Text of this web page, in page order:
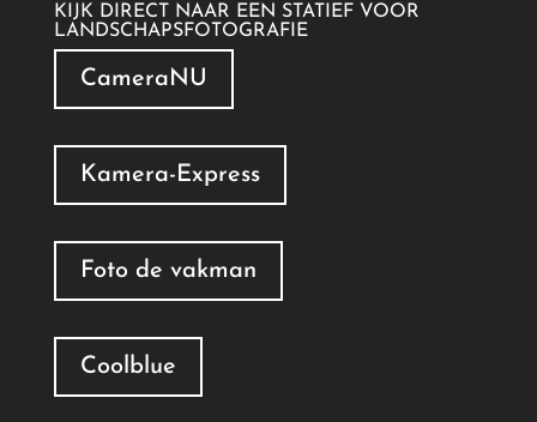
KIJK DIRECT NAAR EEN STATIEF VOOR
LANDSCHAPSFOTOGRAFIE
CameraNU
Kamera-Express
Foto de vakman
Coolblue